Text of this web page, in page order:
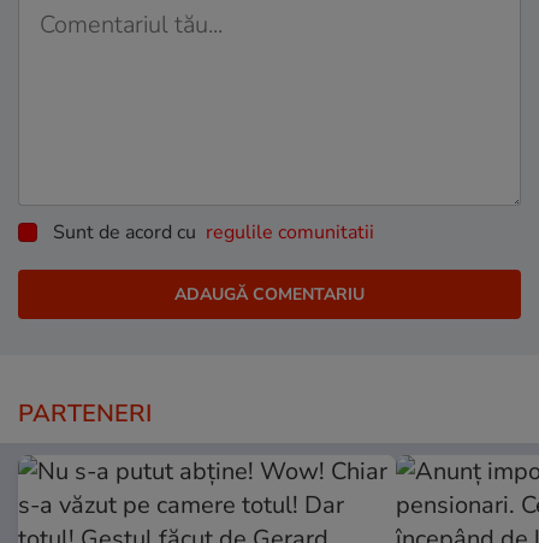
Sunt de acord cu regulile comunitatii
PARTENERI